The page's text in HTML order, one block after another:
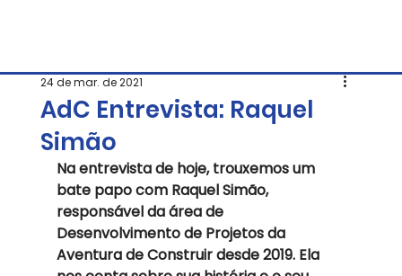
AdC Entrevista: Raquel
Simão
24 de mar. de 2021
Na entrevista de hoje, trouxemos um
bate papo com Raquel Simão,
responsável da área de
Desenvolvimento de Projetos da
Aventura de Construir desde 2019. Ela